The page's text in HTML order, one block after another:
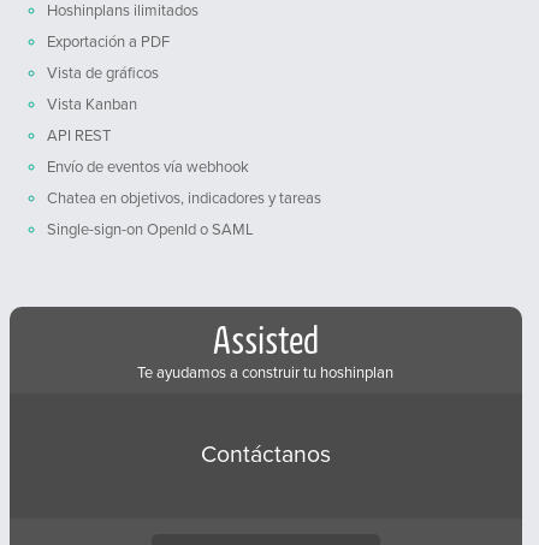
Hoshinplans ilimitados
Exportación a PDF
Vista de gráficos
Vista Kanban
API REST
Envío de eventos vía webhook
Chatea en objetivos, indicadores y tareas
Single-sign-on OpenId o SAML
Assisted
Te ayudamos a construir tu hoshinplan
Contáctanos